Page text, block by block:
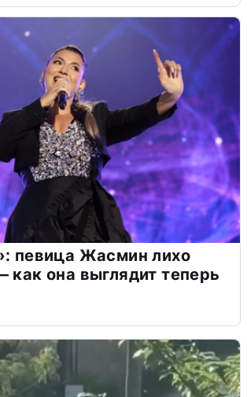
певица Жасмин лихо
как она выглядит теперь